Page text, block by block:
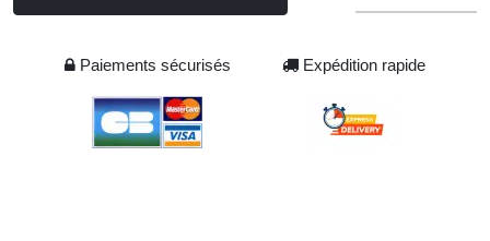
Paiements sécurisés Expédition rapide